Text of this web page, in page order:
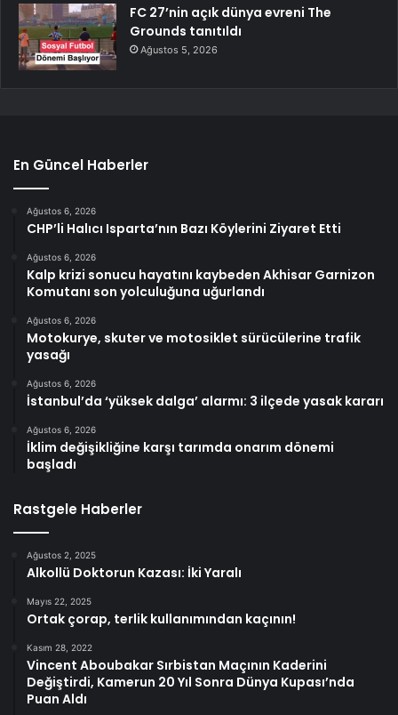
FC 27’nin açık dünya evreni The
Grounds tanıtıldı
Ağustos 5, 2026
En Güncel Haberler
Ağustos 6, 2026
CHP’li Halıcı Isparta’nın Bazı Köylerini Ziyaret Etti
Ağustos 6, 2026
Kalp krizi sonucu hayatını kaybeden Akhisar Garnizon
Komutanı son yolculuğuna uğurlandı
Ağustos 6, 2026
Motokurye, skuter ve motosiklet sürücülerine trafik
yasağı
Ağustos 6, 2026
İstanbul’da ‘yüksek dalga’ alarmı: 3 ilçede yasak kararı
Ağustos 6, 2026
İklim değişikliğine karşı tarımda onarım dönemi
başladı
Rastgele Haberler
Ağustos 2, 2025
Alkollü Doktorun Kazası: İki Yaralı
Mayıs 22, 2025
Ortak çorap, terlik kullanımından kaçının!
Kasım 28, 2022
Vincent Aboubakar Sırbistan Maçının Kaderini
Değiştirdi, Kamerun 20 Yıl Sonra Dünya Kupası’nda
Puan Aldı